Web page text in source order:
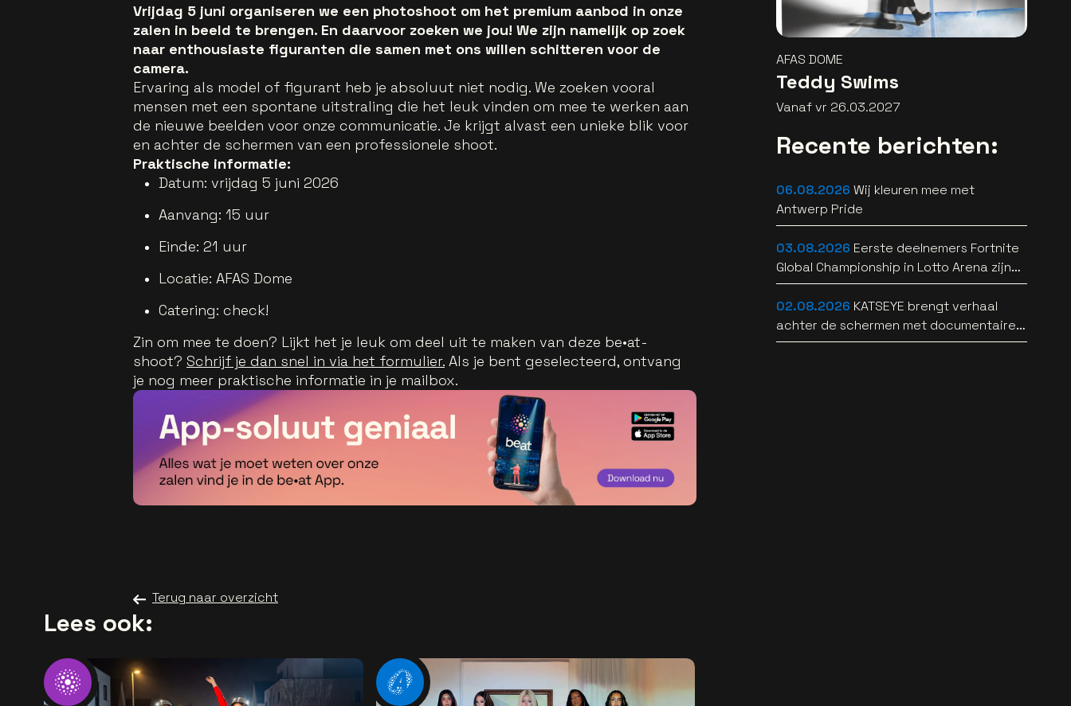
Vrijdag 5 juni organiseren we een photoshoot om het premium aanbod in onze
zalen in beeld te brengen. En daarvoor zoeken we jou! We zijn namelijk op zoek
naar enthousiaste figuranten die samen met ons willen schitteren voor de
camera.
Ervaring als model of figurant heb je absoluut niet nodig. We zoeken vooral
mensen met een spontane uitstraling die het leuk vinden om mee te werken aan
de nieuwe beelden voor onze communicatie. Je krijgt alvast een unieke blik voor
en achter de schermen van een professionele shoot.
Praktische informatie:
Datum: vrijdag 5 juni 2026
Aanvang: 15 uur
Einde: 21 uur
Locatie: AFAS Dome
Catering: check!
Zin om mee te doen? Lijkt het je leuk om deel uit te maken van deze be•at-
shoot? Schrijf je dan snel in via het formulier. Als je bent geselecteerd, ontvang
je nog meer praktische informatie in je mailbox.
Terug naar overzicht
AFAS DOME
Teddy Swims
Vanaf vr 26.03.2027
Recente berichten:
06.08.2026 Wij kleuren mee met
Antwerp Pride
03.08.2026 Eerste deelnemers Fortnite
Global Championship in Lotto Arena zijn
bekend
02.08.2026 KATSEYE brengt verhaal
achter de schermen met documentaire
WILD HEARTS [trailer]
Lees ook: